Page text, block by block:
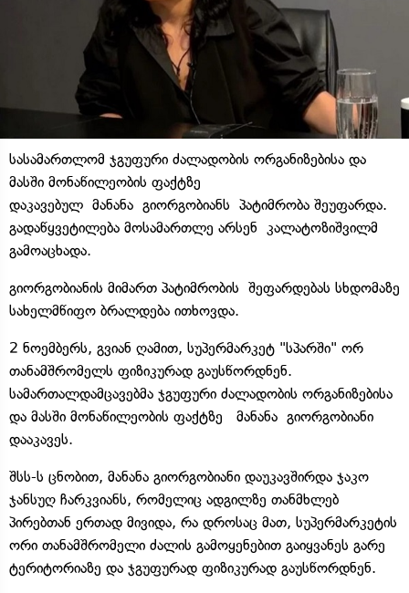
სასამართლომ ჯგუფური ძალადობის ორგანიზებისა და
მასში მონაწილეობის ფაქტზე
დაკავებულ მანანა გიორგობიანს პატიმრობა შეუფარდა.
გადაწყვეტილება მოსამართლე არსენ კალატოზიშვილმ
გამოაცხადა.
გიორგობიანის მიმართ პატიმრობის შეფარდებას სხდომაზე
სახელმწიფო ბრალდება ითხოვდა.
2 ნოემბერს, გვიან ღამით, სუპერმარკეტ "სპარში" ორ
თანამშრომელს ფიზიკურად გაუსწორდნენ.
სამართალდამცავებმა ჯგუფური ძალადობის ორგანიზებისა
და მასში მონაწილეობის ფაქტზე მანანა გიორგობიანი
დააკავეს.
შსს-ს ცნობით, მანანა გიორგობიანი დაუკავშირდა ჯაკო
ჯანსუღ ჩარკვიანს, რომელიც ადგილზე თანმხლებ
პირებთან ერთად მივიდა, რა დროსაც მათ, სუპერმარკეტის
ორი თანამშრომელი ძალის გამოყენებით გაიყვანეს გარე
ტერიტორიაზე და ჯგუფურად ფიზიკურად გაუსწორდნენ.